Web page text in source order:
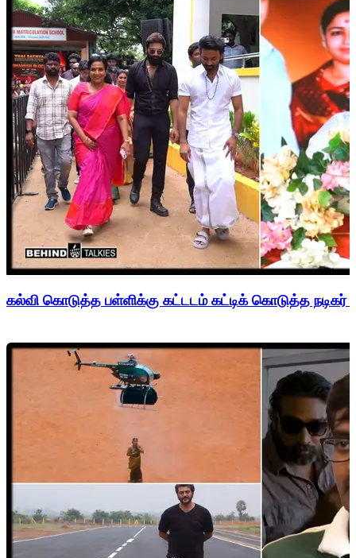
கல்வி கொடுத்த பள்ளிக்கு கட்டடம் கட்டிக் கொடுத்த நடிகர்